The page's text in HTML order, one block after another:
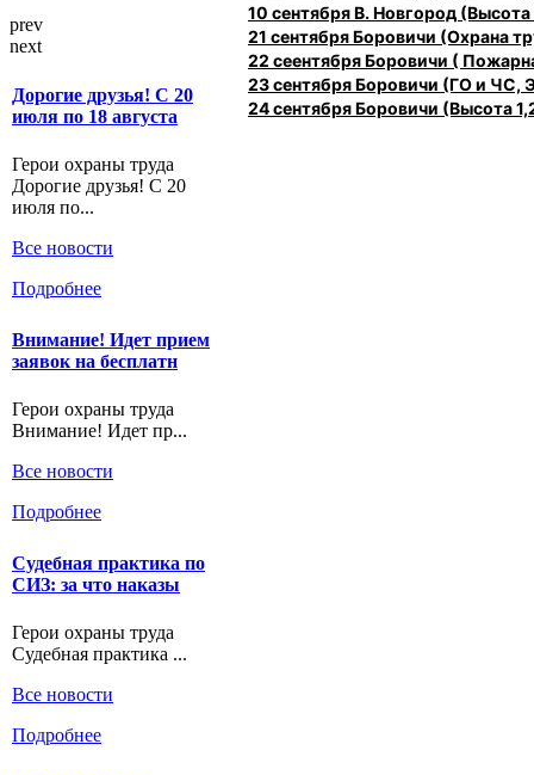
prev
next
Дорогие друзья! С 20
июля по 18 августа
Герои охраны труда
Дорогие друзья! С 20
июля по...
Все новости
Подробнее
Внимание! Идет прием
заявок на бесплатн
Герои охраны труда
Внимание! Идет пр...
Все новости
Подробнее
Судебная практика по
СИЗ: за что наказы
Герои охраны труда
Судебная практика ...
Все новости
Подробнее
10 сентября В. Новгород (Высота
21 сентября Боровичи (Охрана
22 сеентября Боровичи (
23 сентября Боровичи (ГО и ЧС,
24 сентября Боровичи (Высота